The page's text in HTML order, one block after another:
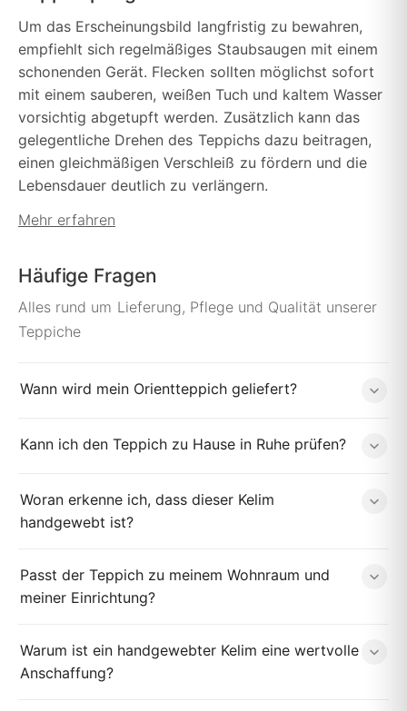
Um das Erscheinungsbild langfristig zu bewahren,
empfiehlt sich regelmäßiges Staubsaugen mit einem
schonenden Gerät. Flecken sollten möglichst sofort
mit einem sauberen, weißen Tuch und kaltem Wasser
vorsichtig abgetupft werden. Zusätzlich kann das
gelegentliche Drehen des Teppichs dazu beitragen,
einen gleichmäßigen Verschleiß zu fördern und die
Lebensdauer deutlich zu verlängern.
Mehr erfahren
Häufige Fragen
Alles rund um Lieferung, Pflege und Qualität unserer
Teppiche
Wann wird mein Orientteppich geliefert?
Kann ich den Teppich zu Hause in Ruhe prüfen?
Woran erkenne ich, dass dieser Kelim
handgewebt ist?
Passt der Teppich zu meinem Wohnraum und
meiner Einrichtung?
Warum ist ein handgewebter Kelim eine wertvolle
Anschaffung?